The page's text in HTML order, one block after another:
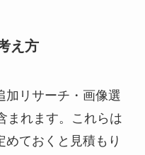
え方
加リサーチ・画像選
まれます。これらは
ておくと見積もり